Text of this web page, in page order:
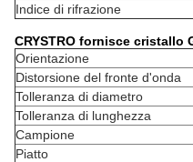
Indice di rifrazione
CRYSTRO fornisce cristallo
Orientazione
Distorsione del fronte d'onda
Tolleranza di diametro
Tolleranza di lunghezza
Campione
Piatto